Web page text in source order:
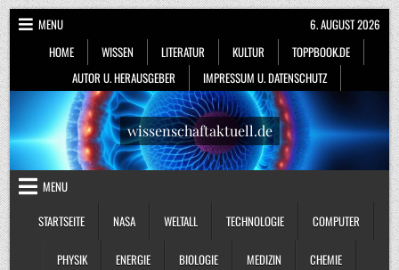
Skip
to
content
MENU
HOME
WISSEN LITERATUR KULTUR
TOPPBOOK.DE
AUTOR U. HERAUSGEBER
IMPRESSUM U. DATENSCHUTZ
6. AUGUST 2026
wissenschaftaktuell.de
MENU
STARTSEITE
NASA WELTALL TECHNOLOGIE COMPUTER
PHYSIK ENERGIE BIOLOGIE MEDIZIN CHEMIE